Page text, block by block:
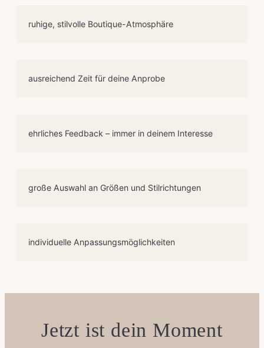
ruhige, stilvolle Boutique-Atmosphäre
ausreichend Zeit für deine Anprobe
ehrliches Feedback – immer in deinem Interesse
große Auswahl an Größen und Stilrichtungen
individuelle Anpassungsmöglichkeiten
Jetzt ist dein Moment